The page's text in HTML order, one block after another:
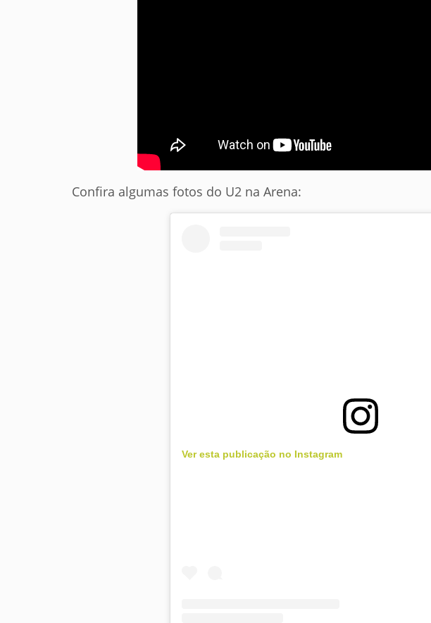
Confira algumas fotos do U2 na Arena:
Ver esta publicação no Instagram